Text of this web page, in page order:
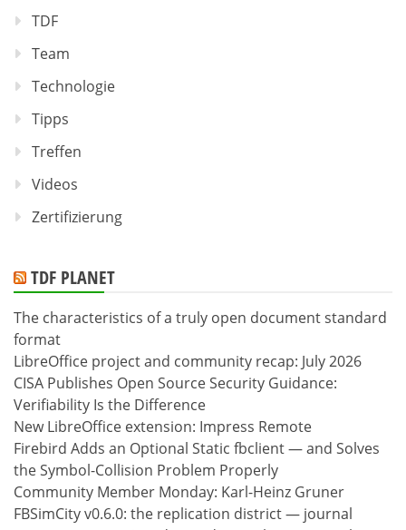
TDF
Team
Technologie
Tipps
Treffen
Videos
Zertifizierung
TDF PLANET
The characteristics of a truly open document standard
format
LibreOffice project and community recap: July 2026
CISA Publishes Open Source Security Guidance:
Verifiability Is the Difference
New LibreOffice extension: Impress Remote
Firebird Adds an Optional Static fbclient — and Solves
the Symbol-Collision Problem Properly
Community Member Monday: Karl-Heinz Gruner
FBSimCity v0.6.0: the replication district — journal